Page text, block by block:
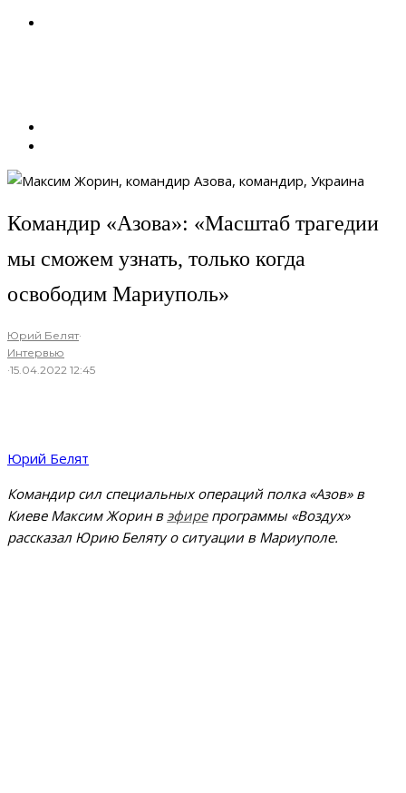
Командир «Азова»: «Масштаб трагедии
мы сможем узнать, только когда
освободим Мариуполь»
Юрий Белят·
Интервью
·15.04.2022 12:45
Юрий Белят
Командир сил специальных операций полка «Азов» в
Киеве Максим Жорин вэфирепрограммы «Воздух»
рассказал Юрию Беляту о ситуации в Мариуполе.